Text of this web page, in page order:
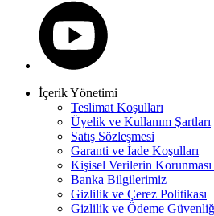
İçerik Yönetimi
Teslimat Koşulları
Üyelik ve Kullanım Şartları
Satış Sözleşmesi
Garanti ve İade Koşulları
Kişisel Verilerin Korunması
Banka Bilgilerimiz
Gizlilik ve Çerez Politikası
Gizlilik ve Ödeme